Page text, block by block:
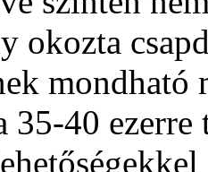
okozta
mondható
35-40